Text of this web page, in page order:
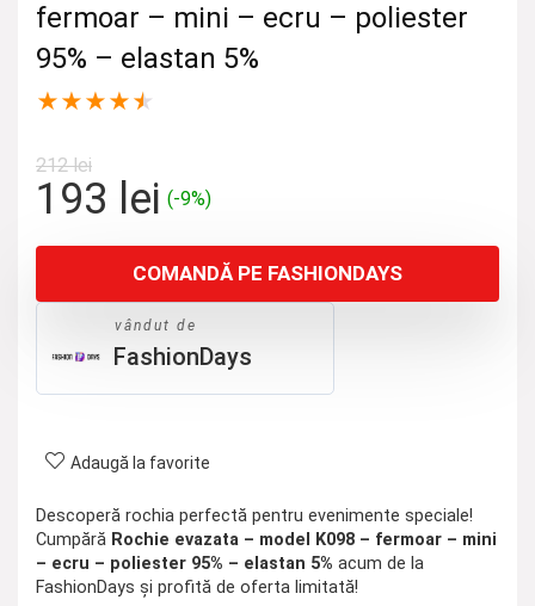
fermoar – mini – ecru – poliester
95% – elastan 5%
★★★★★
212lei
Prețul
a
fost:
212 lei.
193 leiPrețul
este:
193 lei.
(-9%)
COMANDĂ PE FASHIONDAYS
vândut de
FashionDays
Adaugă la favorite
Descoperă rochia perfectă pentru evenimente speciale!
Cumpără Rochie evazata – model K098 – fermoar – mini
– ecru – poliester 95% – elastan 5% acum de la
FashionDays și profită de oferta limitată!